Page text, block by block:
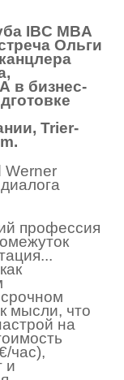
IBC MBA
Ольги
в бизнес-
Trier-
Werner
профессия
мысли, что
на
час),
и